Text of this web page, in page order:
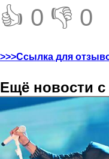
👍 0 👎 0
>>>Ссылка для
Ещё новости с